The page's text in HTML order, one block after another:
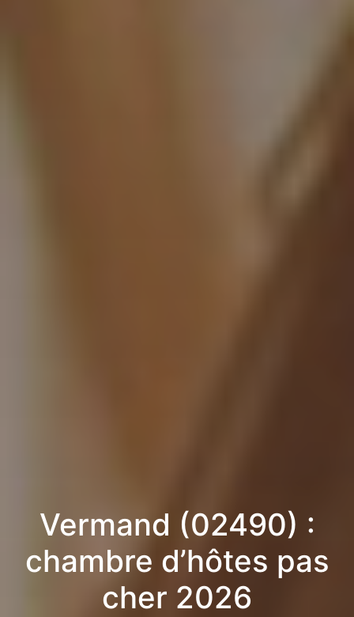
Vermand (02490) :
chambre d’hôtes pas
cher 2026